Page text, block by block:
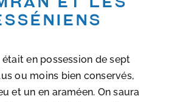
était en possession de sept
ou moins bien conservés,
et un en araméen. On saura